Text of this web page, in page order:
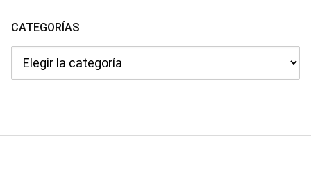
CATEGORÍAS